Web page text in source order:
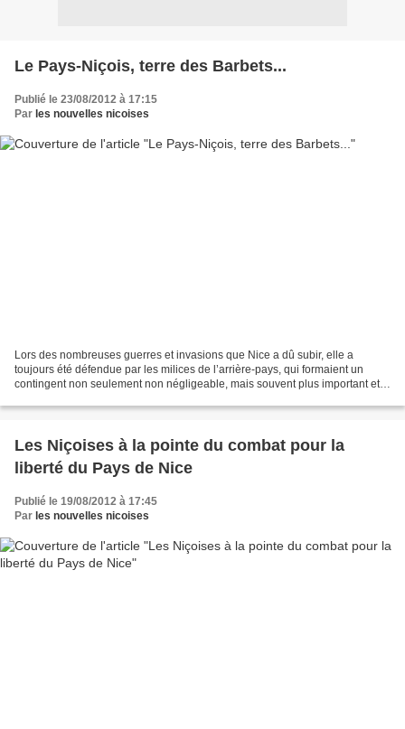
Le Pays-Niçois, terre des Barbets...
Publié le 23/08/2012 à 17:15
Par les nouvelles nicoises
Lors des nombreuses guerres et invasions que Nice a dû subir, elle a
toujours été défendue par les milices de l’arrière-pays, qui formaient un
contingent non seulement non négligeable, mais souvent plus important et
Les Niçoises à la pointe du combat pour la
liberté du Pays de Nice
Publié le 19/08/2012 à 17:45
Par les nouvelles nicoises